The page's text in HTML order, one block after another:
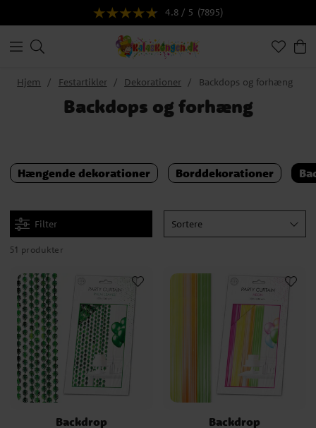
4.8 / 5 (7895)
Hjem Festartikler Dekorationer Backdops og forhæng
Backdops og forhæng
Hængende dekorationer Borddekorationer
Filter Sortere
51 produkter
Backdrop
Backdrop